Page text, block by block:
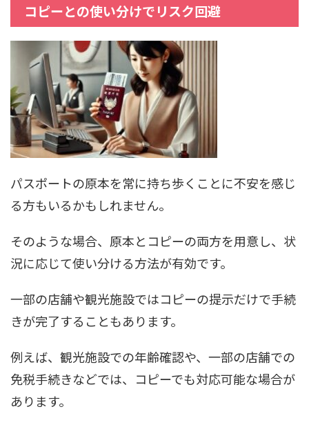
コピーとの使い分けでリスク回避
パスポートの原本を常に持ち歩くことに不安を感じ
る方もいるかもしれません。
そのような場合、原本とコピーの両方を用意し、状
況に応じて使い分ける方法が有効です。
一部の店舗や観光施設ではコピーの提示だけで手続
きが完了することもあります。
例えば、観光施設での年齢確認や、一部の店舗での
免税手続きなどでは、コピーでも対応可能な場合が
あります。